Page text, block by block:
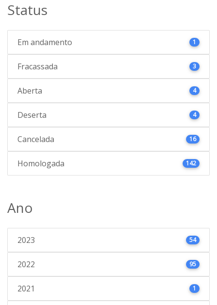
Status
Em andamento 1
Fracassada 3
Aberta 4
Deserta 4
Cancelada 16
Homologada 142
Ano
2023 54
2022 95
2021 1